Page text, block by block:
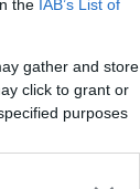
the IAB’s List of
gather and store
click to grant or
purposes